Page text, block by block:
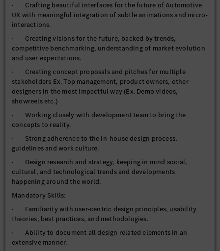
· Crafting beautiful interfaces for the future of Automotive
UX with meaningful integration of subtle animations and micro-
interactions.
· Creating visions for the future, backed by trends,
competitive benchmarking, understanding of market evolution
and user expectations.
· Creating concept proposals and pitches for multiple
stakeholders Ex. Top management, product owners, other
designers in the most impactful way (Ex. Demo videos,
showreels etc.)
· Working closely with development team to bring the
concepts to reality.
· Strong adherence to the in-house design process,
guidelines and work culture.
· Design research and strategy, keeping in mind social,
cultural, and technological trends and developments
happening around the world.
Mandatory Skills:
· Familiarity with user-centric design principles, usability
theories, best practices, and methodologies.
· Ability to document all design related elements in an
extensive manner.